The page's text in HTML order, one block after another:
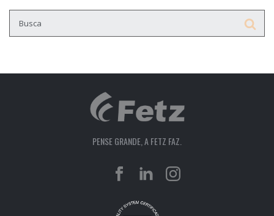
PENSE GRANDE, A FETZ FAZ.